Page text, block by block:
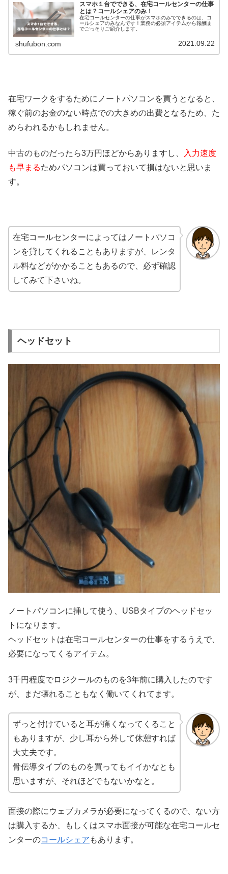
スマホ１台でできる、在宅コールセンターの仕事
とは？コールシェアのみ！
在宅コールセンターの仕事がスマホのみでできるのは、コ
ールシェアのみなんです！業務の必須アイテムから報酬ま
でごっそりご紹介します。
shufubon.com 2021.09.22
在宅ワークをするためにノートパソコンを買うとなると、
稼ぐ前のお金のない時点での大きめの出費となるため、た
めらわれるかもしれません。
中古のものだったら3万円ほどからありますし、
入力速度
も早まるためパソコンは買っておいて損はないと思いま
す。
在宅コールセンターによってはノートパソコ
ンを貸してくれることもありますが、レンタ
ル料などがかかることもあるので、必ず確認
してみて下さいね。
ヘッドセット
ノートパソコンに挿して使う、USBタイプのヘッドセッ
トになります。
ヘッドセットは在宅コールセンターの仕事をするうえで、
必要になってくるアイテム。
3千円程度でロジクールのものを3年前に購入したのです
が、まだ壊れることもなく働いてくれてます。
ずっと付けていると耳が痛くなってくること
もありますが、少し耳から外して休憩すれば
大丈夫です。
骨伝導タイプのものを買ってもイイかなとも
思いますが、それほどでもないかなと。
面接の際にウェブカメラが必要になってくるので、ない方
は購入するか、もしくはスマホ面接が可能な在宅コールセ
ンターのコールシェア もあります。